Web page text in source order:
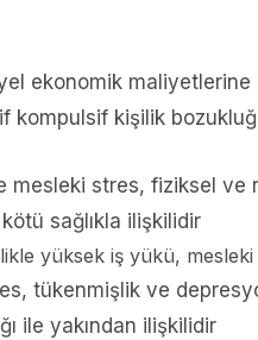
ekonomik
kompulsif kişilik
mesleki stres, fiziksel ve
sağlıkla ilişkilidir
yüksek iş yükü,
tükenmişlik ve
ile yakından ilişkilidir